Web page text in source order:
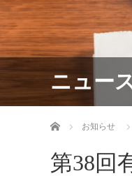
ニュー
ホーム お知らせ
第38回